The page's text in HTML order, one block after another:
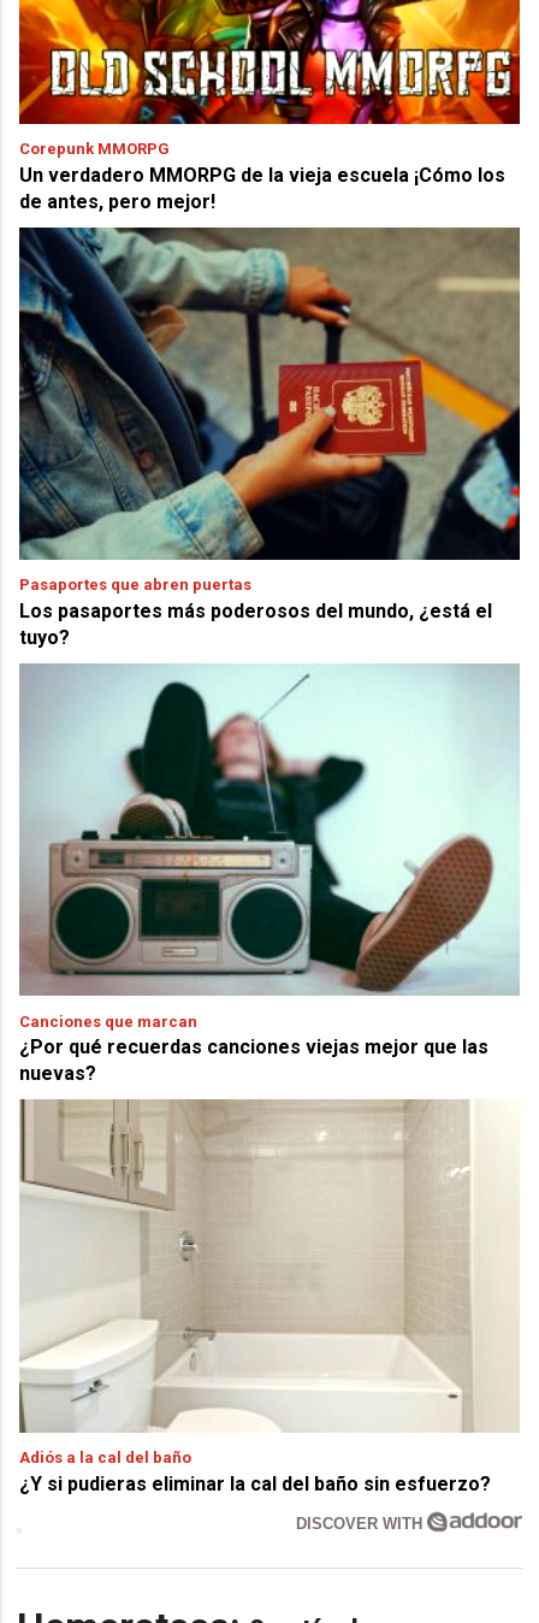
Corepunk MMORPG
Un verdadero MMORPG de la vieja escuela ¡Cómo los
de antes, pero mejor!
Pasaportes que abren puertas
Los pasaportes más poderosos del mundo, ¿está el
tuyo?
Canciones que marcan
¿Por qué recuerdas canciones viejas mejor que las
nuevas?
Adiós a la cal del baño
¿Y si pudieras eliminar la cal del baño sin esfuerzo?
DISCOVER WITH